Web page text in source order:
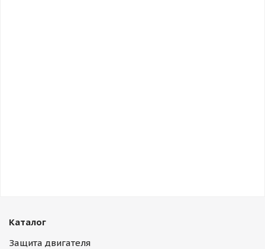
Каталог
Защита двигателя